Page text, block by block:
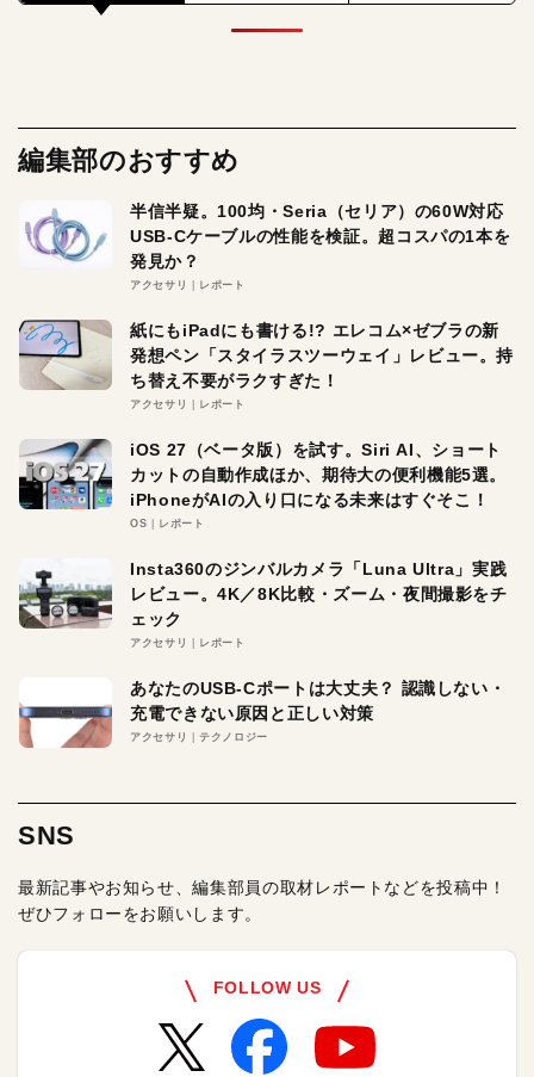
編集部のおすすめ
半信半疑。100均・Seria（セリア）の60W対応
USB-Cケーブルの性能を検証。超コスパの1本を
発見か？
アクセサリ レポート
紙にもiPadにも書ける!? エレコム×ゼブラの新
発想ペン「スタイラスツーウェイ」レビュー。持
ち替え不要がラクすぎた！
アクセサリ レポート
iOS 27（ベータ版）を試す。Siri AI、ショート
カットの自動作成ほか、期待大の便利機能5選。
iPhoneがAIの入り口になる未来はすぐそこ！
OS レポート
Insta360のジンバルカメラ「Luna Ultra」実践
レビュー。4K／8K比較・ズーム・夜間撮影をチ
ェック
アクセサリ レポート
あなたのUSB-Cポートは大丈夫？ 認識しない・
充電できない原因と正しい対策
アクセサリ テクノロジー
SNS
最新記事やお知らせ、編集部員の取材レポートなどを投稿中！
ぜひフォローをお願いします。
FOLLOW US